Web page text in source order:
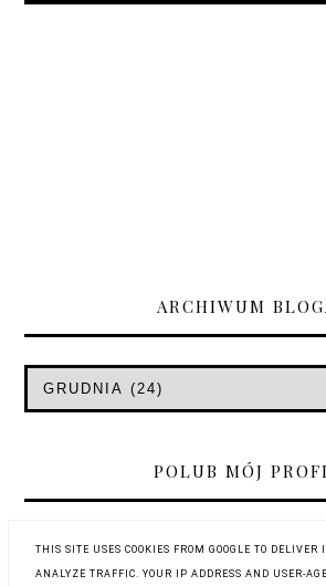
ARCHIWUM
POLUB MÓJ
THIS SITE USES COOKIES FROM GOOGLE TO DELIVER
ANALYZE TRAFFIC. YOUR IP ADDRESS AND USER-